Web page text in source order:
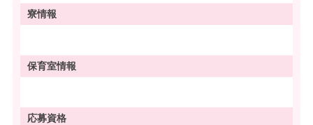
寮情報
保育室情報
応募資格